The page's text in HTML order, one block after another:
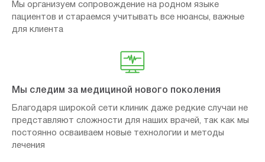
Мы организуем сопровождение на родном языке
пациентов и стараемся учитывать все нюансы, важные
для клиента
Мы следим за медициной нового поколения
Благодаря широкой сети клиник даже редкие случаи не
представляют сложности для наших врачей, так как мы
постоянно осваиваем новые технологии и методы
лечения